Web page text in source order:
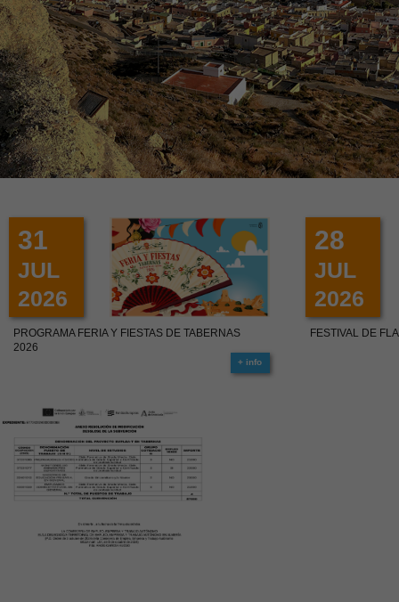
31
JUL
2026
PROGRAMA FERIA Y FIESTAS DE TABERNAS
2026
+ info
28
JUL
2026
FESTIVAL DE